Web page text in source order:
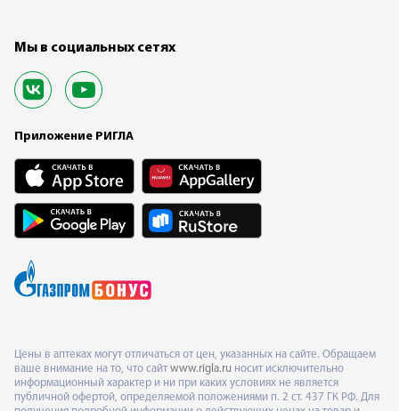
Мы в социальных сетях
Приложение РИГЛА
Цены в аптеках могут отличаться от цен, указанных на сайте. Обращаем
ваше внимание на то, что сайт www.rigla.ru носит исключительно
информационный характер и ни при каких условиях не является
публичной офертой, определяемой положениями п. 2 ст. 437 ГК РФ. Для